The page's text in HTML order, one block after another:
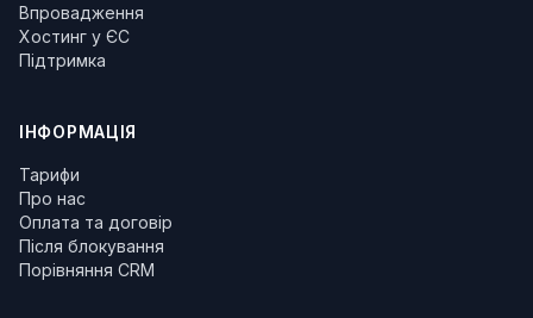
Впровадження
Хостинг у ЄС
Підтримка
ІНФОРМАЦІЯ
Тарифи
Про нас
Оплата та договір
Після блокування
Порівняння CRM